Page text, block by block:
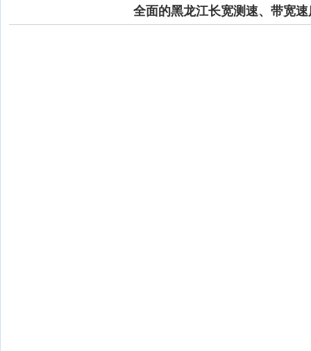
全面的黑龙江长宽测速、带宽